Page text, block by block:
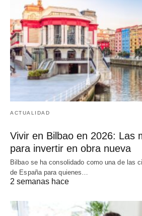
ACTUALIDAD
Vivir en Bilbao en 2026: Las
para invertir en obra nueva
Bilbao se ha consolidado como una de las
de España para quienes…
2 semanas hace